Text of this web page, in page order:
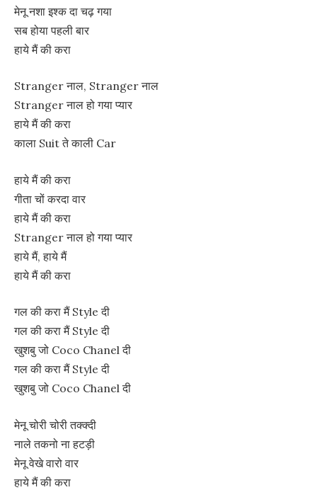
मेनू नशा इश्क दा चढ़ गया
सब होया पहली बार
हाये मैं की करा
Stranger नाल, Stranger नाल
Stranger नाल हो गया प्यार
हाये मैं की करा
काला Suit ते काली Car
हाये मैं की करा
गीता चों करदा वार
हाये मैं की करा
Stranger नाल हो गया प्यार
हाये मैं, हाये मैं
हाये मैं की करा
गल की करा मैं Style दी
गल की करा मैं Style दी
खुशबु जो Coco Chanel दी
गल की करा मैं Style दी
खुशबु जो Coco Chanel दी
मेनू चोरी चोरी तक्क्दी
नाले तकनो ना हटड़ी
मेनू वेखे वारो वार
हाये मैं की करा